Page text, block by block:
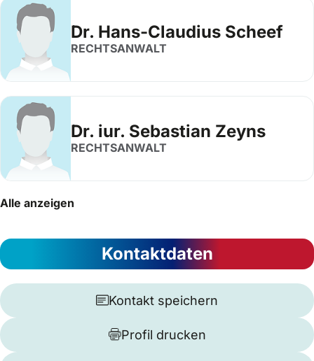
Dr. Hans-Claudius Scheef
RECHTSANWALT
Dr. iur. Sebastian Zeyns
RECHTSANWALT
Alle anzeigen
Kontaktdaten
Kontakt speichern
Profil drucken